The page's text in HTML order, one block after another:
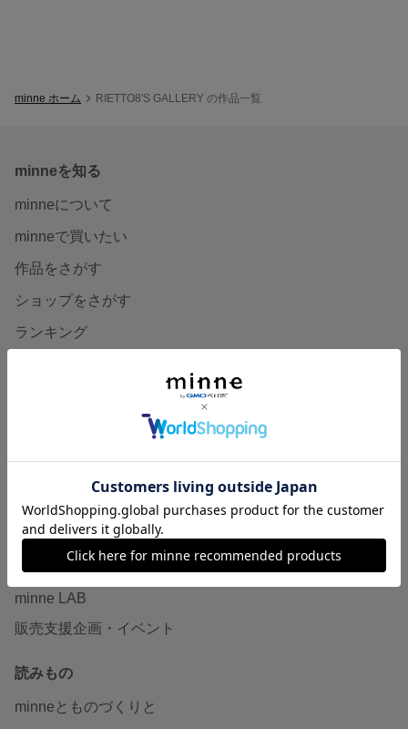
minne ホーム RIETTO8'S GALLERY の作品一覧
minneを知る
minneについて
minneで買いたい
作品をさがす
ショップをさがす
ランキング
ヴィンテージ販売
ダウンロード販売
minne PLUS
minne LAB
販売支援企画・イベント
読みもの
minneとものづくりと